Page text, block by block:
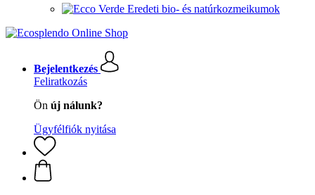
Eredeti bio- és natúrkozmeikumok
Bejelentkezés
Feliratkozás
Ön új nálunk?
Ügyfélfiók nyitása